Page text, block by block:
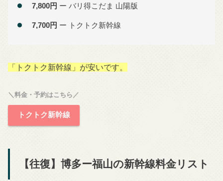
7,800円 ー バリ得こだま 山陽版
7,700円 ー トクトク新幹線
「トクトク新幹線」が安いです。
＼料金・予約はこちら／
トクトク新幹線
【往復】博多ー福山の新幹線料金リスト